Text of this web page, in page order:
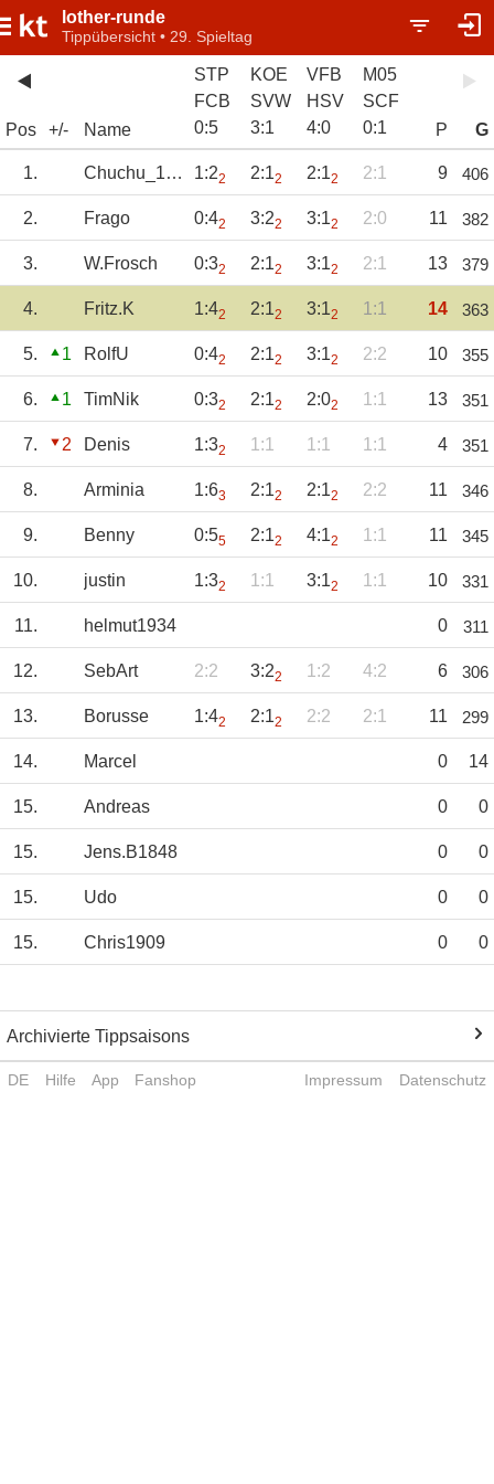
lother-runde
Tippübersicht • 29. Spieltag
Pos +/- Name
STP
FCB
0:5
KOE
SVW
3:1
VFB
HSV
4:0
M05
SCF
0:1 P G
1. Chuchu_1978 1:22 2:12 2:12 2:1 9 406
2. Frago 0:42 3:22 3:12 2:0 11 382
3. W.Frosch 0:32 2:12 3:12 2:1 13 379
4. Fritz.K 1:42 2:12 3:12 1:1 14 363
5. 1 RolfU 0:42 2:12 3:12 2:2 10 355
6. 1 TimNik 0:32 2:12 2:02 1:1 13 351
7. 2 Denis 1:32 1:1 1:1 1:1 4 351
8. Arminia 1:63 2:12 2:12 2:2 11 346
9. Benny 0:55 2:12 4:12 1:1 11 345
10. justin 1:32 1:1 3:12 1:1 10 331
11. helmut1934 0 311
12. SebArt 2:2 3:22 1:2 4:2 6 306
13. Borusse 1:42 2:12 2:2 2:1 11 299
14. Marcel 0 14
15. Andreas 0 0
15. Jens.B1848 0 0
15. Udo 0 0
15. Chris1909 0 0
Archivierte Tippsaisons
DE Hilfe App Fanshop Impressum Datenschutz